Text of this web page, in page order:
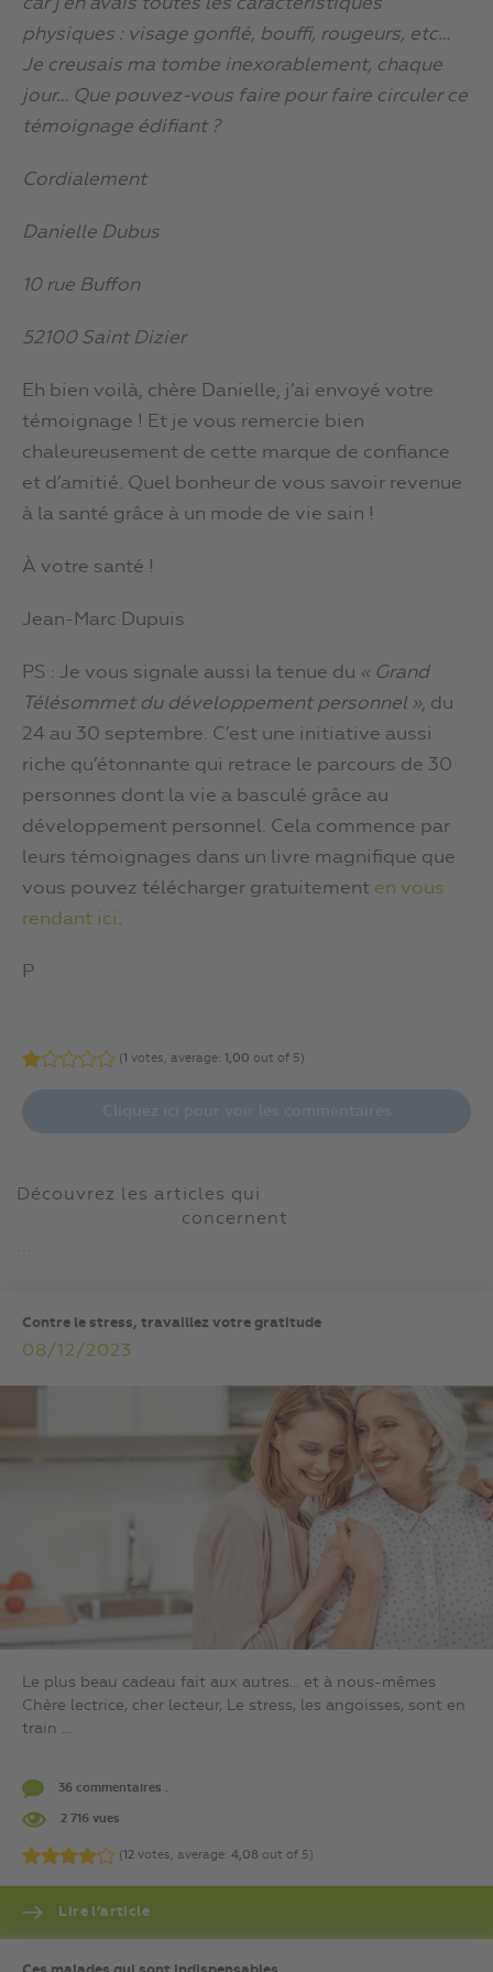
physiques : visage gonflé, bouffi, rougeurs, etc…
Je creusais ma tombe inexorablement, chaque
jour… Que pouvez-vous faire pour faire circuler ce
témoignage édifiant ?
Cordialement
Danielle Dubus
10 rue Buffon
52100 Saint Dizier
Eh bien voilà, chère Danielle, j’ai envoyé votre
témoignage ! Et je vous remercie bien
chaleureusement de cette marque de confiance
et d’amitié. Quel bonheur de vous savoir revenue
à la santé grâce à un mode de vie sain !
À votre santé !
Jean-Marc Dupuis
PS : Je vous signale aussi la tenue du « Grand
Télésommet du développement personnel », du
24 au 30 septembre. C’est une initiative aussi
riche qu’étonnante qui retrace le parcours de 30
personnes dont la vie a basculé grâce au
développement personnel. Cela commence par
leurs témoignages dans un livre magnifique que
vous pouvez télécharger gratuitement en vous
rendant ici.
P
(1 votes, average: 1,00 out of 5)
Découvrez les articles qui
concernent
...
Contre le stress, travaillez votre gratitude
08/12/2023
Le plus beau cadeau fait aux autres… et à nous-mêmes
Chère lectrice, cher lecteur, Le stress, les angoisses, sont en
train ...
36 commentaires .
2 716 vues
(12 votes, average: 4,08 out of 5)
Lire l’article